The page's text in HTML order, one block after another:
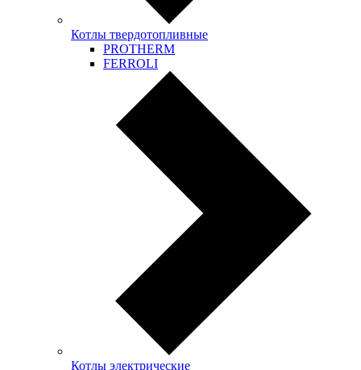
Котлы твердотопливные
PROTHERM
FERROLI
Котлы электрические